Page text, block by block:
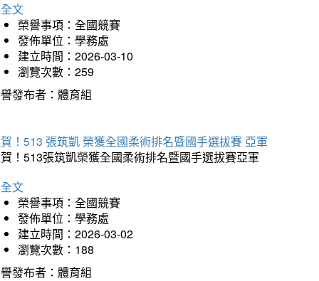
文
榮譽事項：全國競賽
發佈單位：學務處
建立時間：2026-03-10
瀏覽次數：259
發布者：體育組
！513 張筑凱 榮獲全國柔術排名暨國手選拔賽 亞軍
！513張筑凱榮獲全國柔術排名暨國手選拔賽亞軍
文
榮譽事項：全國競賽
發佈單位：學務處
建立時間：2026-03-02
瀏覽次數：188
發布者：體育組